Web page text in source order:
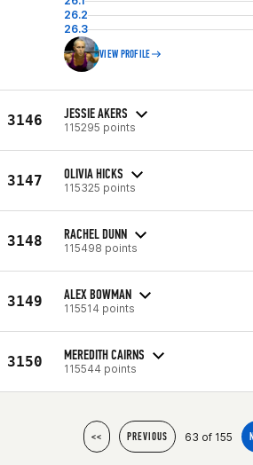
26.2
26.3
VIEW PROFILE
3146 JESSIE AKERS
115295 points
3147 OLIVIA HICKS
115325 points
3148 RACHEL DUNN
115498 points
3149 ALEX BOWMAN
115514 points
3150 MEREDITH CAIRNS
115544 points
<< PREVIOUS 63 of 155